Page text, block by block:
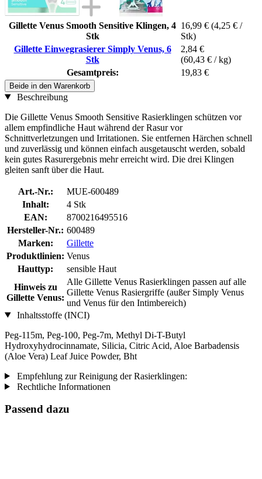
Gillette Venus Smooth Sensitive Klingen, 4
Stk
16,99 € (4,25 € /
Stk)
Gillette Einwegrasierer Simply Venus, 6
Stk
2,84 €
(60,43 € / kg)
Gesamtpreis:
19,83 €
Beide in den Warenkorb
Beschreibung
Die Gillette Venus Smooth Sensitive Rasierklingen schützen vor
allem empfindliche Haut während der Rasur vor
Schnittverletzungen und Irritationen. Sie entfernen Härchen schnell
und zuverlässig und können einfach ausgetauscht werden, sobald
kein gutes Rasurergebnis mehr erreicht wird. Die drei Klingen
gleiten sanft über die Haut.
Art.-Nr.:
MUE-600489
Inhalt:
4 Stk
EAN:
8700216495516
Hersteller-Nr.: 600489
Marken:
Gillette
Produktlinien: Venus
Hauttyp:
sensible Haut
Hinweis zu
Gillette Venus:
Alle Gillette Venus Rasierklingen passen auf alle
Gillette Venus Rasiergriffe (außer Simply Venus
und Venus für den Intimbereich)
Inhaltsstoffe (INCI)
Peg-115m, Peg-100, Peg-7m, Methyl Di-T-Butyl
Hydroxyhydrocinnamate, Silicia, Citric Acid, Aloe Barbadensis
(Aloe Vera) Leaf Juice Powder, Bht
Empfehlung zur Reinigung der Rasierklingen:
Rechtliche Informationen
Passend dazu